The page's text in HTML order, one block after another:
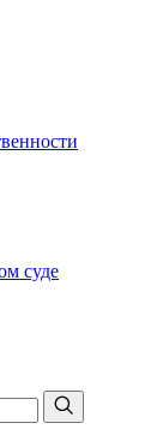
суде